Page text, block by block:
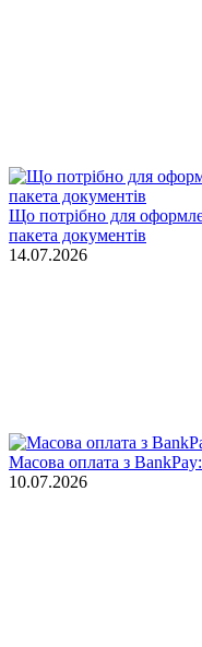
Що потрібно для
пакета документів
14.07.2026
Масова оплата з
10.07.2026